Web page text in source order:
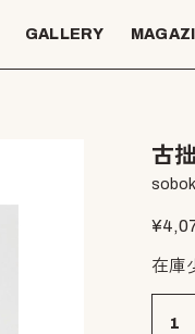
GALLERY
古
¥
在庫